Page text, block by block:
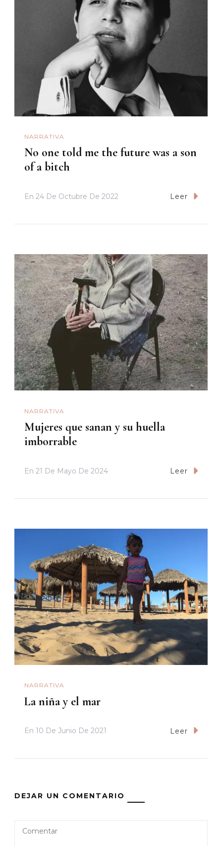
NARRATIVA
No one told me the future was a son
of a bitch
En 24 De Octubre De 2022 Leer
NARRATIVA
Mujeres que sanan y su huella
imborrable
En 21 De Mayo De 2024 Leer
NARRATIVA
La niña y el mar
En 10 De Junio De 2021 Leer
DEJAR UN COMENTARIO